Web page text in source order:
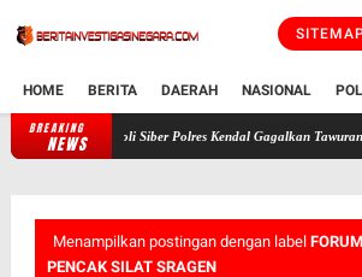
HOME BERITA DAERAH NASIONAL
BREAKING
NEWS
Patroli Siber Polres Kendal Gagalkan Tawuran
Menampilkan postingan dengan label
PENCAK SILAT SRAGEN